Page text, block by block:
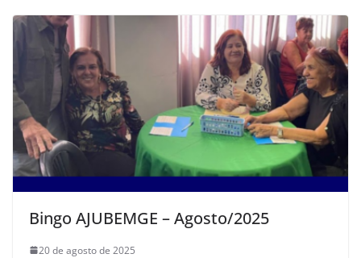
Bingo AJUBEMGE – Agosto/2025
20 de agosto de 2025